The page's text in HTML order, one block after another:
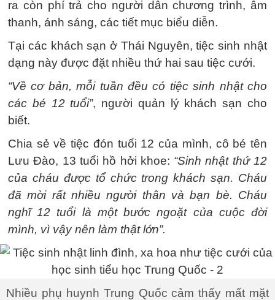
ra còn phí trả cho người dẫn chương trình, âm
thanh, ánh sáng, các tiết mục biểu diễn.
Tại các khách sạn ở Thái Nguyên, tiệc sinh nhật
dạng này được đặt nhiều thứ hai sau tiệc cưới.
“Về cơ bản, mỗi tuần đều có tiệc sinh nhật cho
các bé 12 tuổi”, người quản lý khách sạn cho
biết.
Chia sẻ về tiệc đón tuổi 12 của mình, cô bé tên
Lưu Đào, 13 tuổi hồ hởi khoe: “Sinh nhật thứ 12
của cháu được tổ chức trong khách sạn. Cháu
đã mời rất nhiều người thân và bạn bè. Cháu
nghĩ 12 tuổi là một bước ngoặt của cuộc đời
mình, vì vậy nên làm thật lớn”.
Nhiều phụ huynh Trung Quốc cảm thấy mất mặt